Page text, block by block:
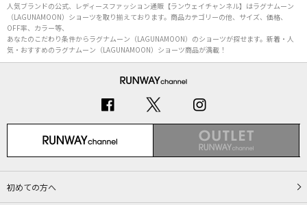
人気ブランドの公式、レディースファッション通販【ランウェイチャンネル】はラグナムーン
（LAGUNAMOON）ショーツを取り揃えております。商品カテゴリーの他、サイズ、価格、
OFF率、カラー等、
あなたのこだわり条件からラグナムーン（LAGUNAMOON）のショーツが探せます。新着・人
気・おすすめのラグナムーン（LAGUNAMOON）ショーツ商品が満載！
初めての方へ